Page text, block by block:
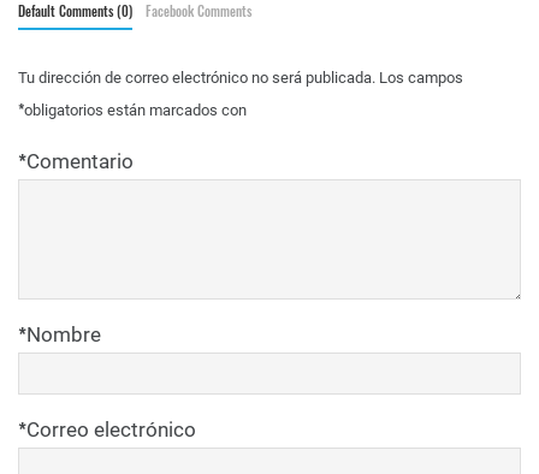
Default Comments (0) Facebook Comments
Tu dirección de correo electrónico no será publicada. Los campos
obligatorios están marcados con
*
Comentario
*
Nombre
*
Correo electrónico
*